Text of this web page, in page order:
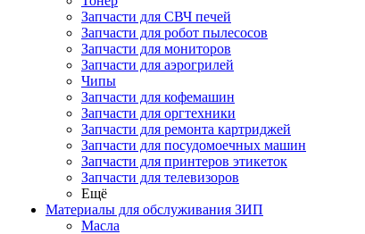
Запчасти для СВЧ печей
Запчасти для робот пылесосов
Запчасти для мониторов
Запчасти для аэрогрилей
Чипы
Запчасти для кофемашин
Запчасти для оргтехники
Запчасти для ремонта картриджей
Запчасти для посудомоечных машин
Запчасти для принтеров этикеток
Запчасти для телевизоров
Ещё
Материалы для обслуживания ЗИП
Масла